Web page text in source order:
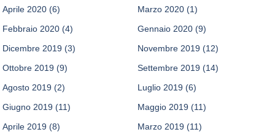
Aprile 2020 (6) Marzo 2020 (1)
Febbraio 2020 (4) Gennaio 2020 (9)
Dicembre 2019 (3) Novembre 2019 (12)
Ottobre 2019 (9) Settembre 2019 (14)
Agosto 2019 (2) Luglio 2019 (6)
Giugno 2019 (11) Maggio 2019 (11)
Aprile 2019 (8) Marzo 2019 (11)